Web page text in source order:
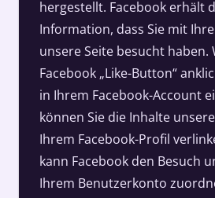
hergestellt. Facebook erhält
Information, dass Sie mit
unsere Seite besucht haben.
Facebook „Like-Button“
in Ihrem Facebook-Account
können Sie die Inhalte
Ihrem Facebook-Profil
kann Facebook den Besuch
Ihrem Benutzerkonto